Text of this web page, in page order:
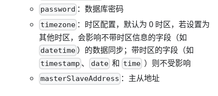
password ：数据库密码
timezone ：时区配置，默认为 0 时区，若设置为
其他时区，会影响不带时区信息的字段（如
datetime ）的数据同步；带时区的字段（如
timestamp 、 date和 time ）则不受影响
masterSlaveAddress ：主从地址